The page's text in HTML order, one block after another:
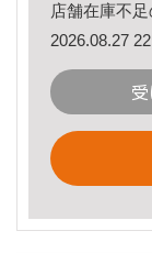
店舗在庫不
2026.08.27